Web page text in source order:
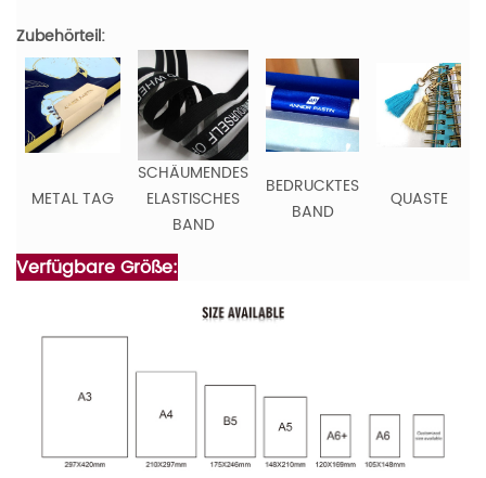
Zubehörteil:
METAL TAG
SCHÄUMENDES
ELASTISCHES
BAND
BEDRUCKTES
BAND
QUASTE
Verfügbare Größe: